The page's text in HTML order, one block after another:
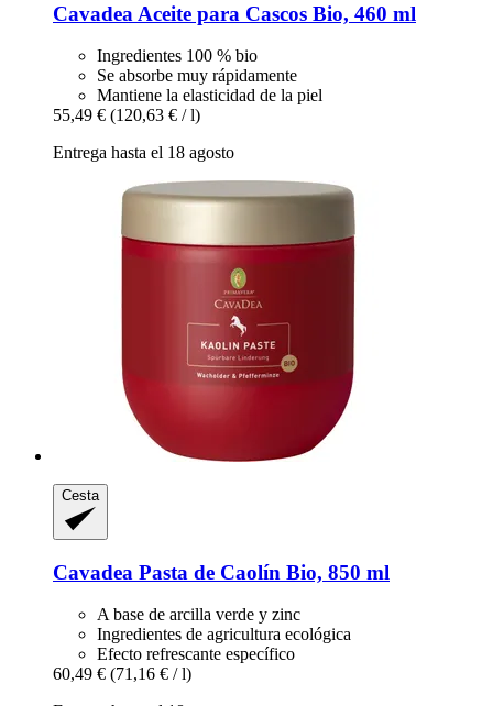
Cavadea Aceite para Cascos Bio, 460 ml
Ingredientes 100 % bio
Se absorbe muy rápidamente
Mantiene la elasticidad de la piel
55,49 € (120,63 € / l)
Entrega hasta el 18 agosto
Cesta
Cavadea Pasta de Caolín Bio, 850 ml
A base de arcilla verde y zinc
Ingredientes de agricultura ecológica
Efecto refrescante específico
60,49 € (71,16 € / l)